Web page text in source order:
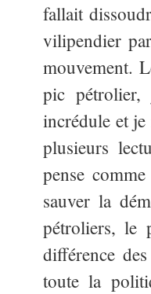
fallait
vilipendier
mouvement.
pic pétrolier,
incrédule et
plusieurs
pense
sauver la
pétroliers, le
différence
toute la